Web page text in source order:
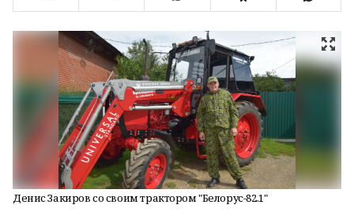
Денис Закиров со своим трактором "Белорус-82.1"